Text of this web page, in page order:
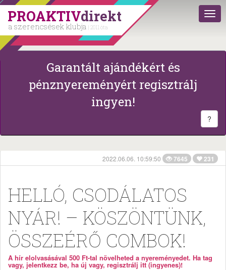
PROAKTIVdirekt
a szerencsések klubja | 2011 óta
Garantált ajándékért és
pénznyereményért regisztrálj
ingyen!
?
2022.06.06. 10:59:50 7645 231
HELLÓ, CSODÁLATOS
NYÁR! – KÖSZÖNTÜNK,
ÖSSZEÉRŐ COMBOK!
A hír elolvasásával 500 Ft-tal növelheted a nyereményedet. Ha tag
vagy, jelentkezz be, ha új vagy, regisztrálj itt (ingyenes)!